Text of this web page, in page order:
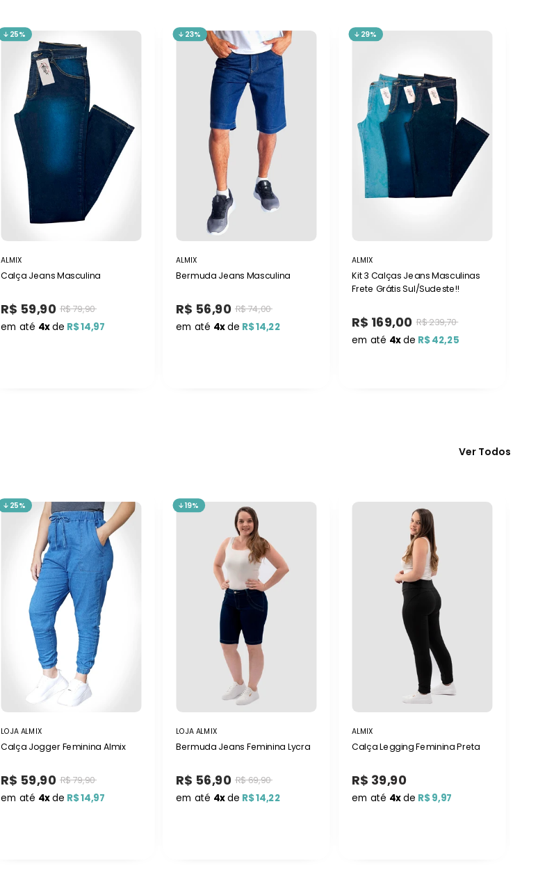
25%
ALMIX
Calça Jeans Masculina
R$ 59,90 R$ 79,90
em até 4xde R$ 14,97
23%
ALMIX
Bermuda Jeans Masculina
R$ 56,90 R$ 74,00
em até 4xde R$ 14,22
29%
ALMIX
Kit 3 Calças Jeans Masculinas
Frete Grátis Sul/Sudeste!!
R$ 169,00 R$ 239,70
em até 4xde R$ 42,25
Ver Todos
25%
LOJA ALMIX
Calça Jogger Feminina Almix
R$ 59,90 R$ 79,90
em até 4xde R$ 14,97
19%
LOJA ALMIX
Bermuda Jeans Feminina Lycra
R$ 56,90 R$ 69,90
em até 4xde R$ 14,22
ALMIX
Calça Legging Feminina Preta
R$ 39,90
em até 4xde R$ 9,97